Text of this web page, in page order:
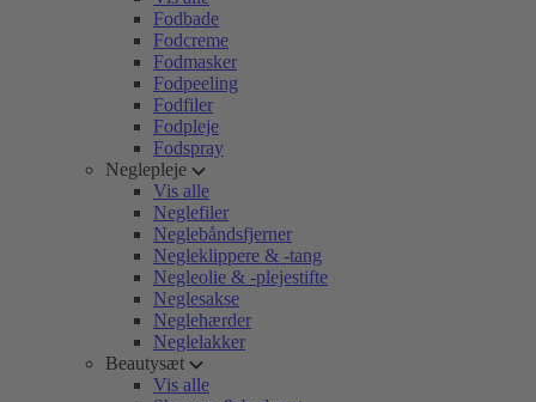
Fodbade
Fodcreme
Fodmasker
Fodpeeling
Fodfiler
Fodpleje
Fodspray
Neglepleje
Vis alle
Neglefiler
Neglebåndsfjerner
Negleklippere & -tang
Negleolie & -plejestifte
Neglesakse
Neglehærder
Neglelakker
Beautysæt
Vis alle